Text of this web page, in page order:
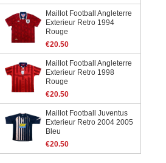
Maillot Football Angleterre
Exterieur Retro 1994
Rouge
€20.50
Maillot Football Angleterre
Exterieur Retro 1998
Rouge
€20.50
Maillot Football Juventus
Exterieur Retro 2004 2005
Bleu
€20.50